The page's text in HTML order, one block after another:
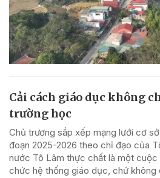
Cải cách giáo dục không
trường học
Chủ trương sắp xếp mạng lưới cơ
đoạn 2025-2026 theo chỉ đạo của
nước Tô Lâm thực chất là một
chức hệ thống giáo dục, chứ không